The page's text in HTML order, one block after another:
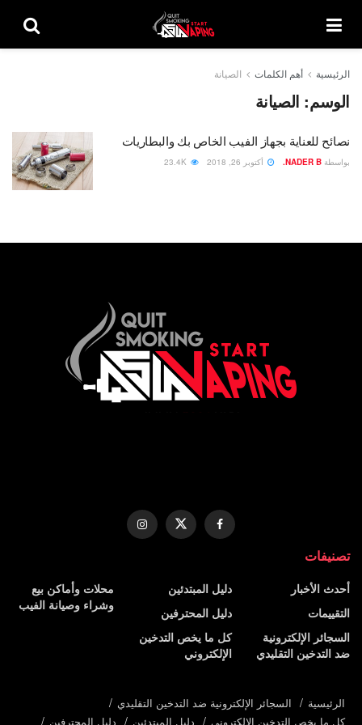
الرئيسية أهم الكلمات الصيانة
الوسم: الصيانة
نصائح للعناية بجهاز الفيب الخاص بك والبطاريات
بواسطة NADER B. أكتوبر 26, 2018
تصنيفات
أحدث الأخبار
التقييمات
السجائر الإلكترونية
ضد التدخين التقليدي
دليل المبتدئين
دليل المحترفين
كل ما يخص التدخين
الإلكتروني
محلات وأماكن بيع
وشراء وصيانة الفيب
الرئيسية
السجائر الإلكترونية ضد التدخين التقليدي
كل ما يخص التدخين الإلكتروني
دليل المبتدئين دليل المحترفين